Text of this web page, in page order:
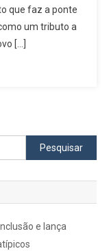
que faz a ponte
um tributo a
[…]
Pesquisar
por:
e lança